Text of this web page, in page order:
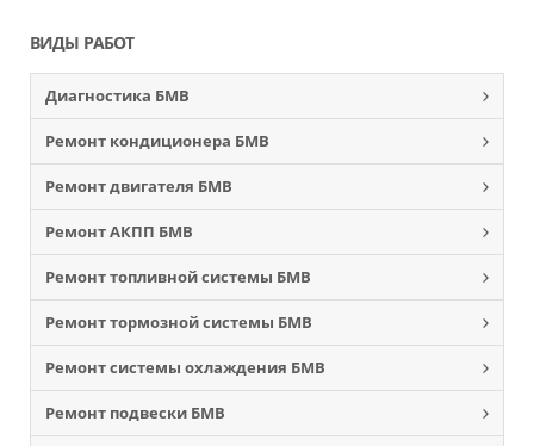
ВИДЫ РАБОТ
Диагностика БМВ
Ремонт кондиционера БМВ
Ремонт двигателя БМВ
Ремонт АКПП БМВ
Ремонт топливной системы БМВ
Ремонт тормозной системы БМВ
Ремонт системы охлаждения БМВ
Ремонт подвески БМВ